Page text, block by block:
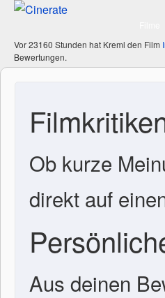
Vor 23160 Stunden hat Kreml den Film
Bewertungen.
Ob kurze
direkt auf
Aus deinen